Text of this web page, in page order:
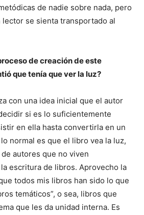
de nadie sobre nada, pero
se sienta transportado al
de creación de este
que tenía que ver la luz?
con una idea inicial que el autor
si es lo suficientemente
en ella hasta convertirla en un
normal es que el libro vea la luz,
autores que no viven
escritura de libros. Aprovecho la
todos mis libros han sido lo que
temáticos”, o sea, libros que
que les da unidad interna. Es